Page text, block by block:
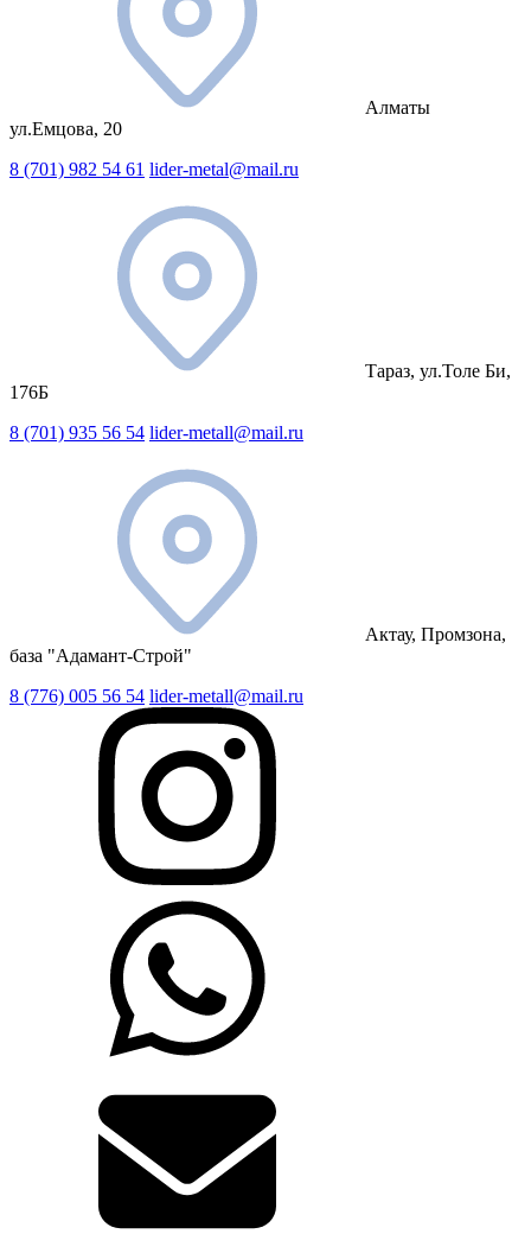
Алматы
ул.Емцова, 20
8 (701) 982 54 61 lider-metal@mail.ru
Тараз, ул.Толе Би,
176Б
8 (701) 935 56 54 lider-metall@mail.ru
Актау, Промзона,
база "Адамант-Строй"
8 (776) 005 56 54 lider-metall@mail.ru